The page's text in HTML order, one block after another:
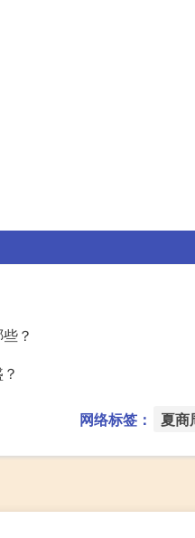
？
网络标签： 夏商